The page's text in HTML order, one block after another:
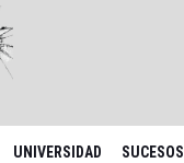
UNIVERSIDAD SUCESOS